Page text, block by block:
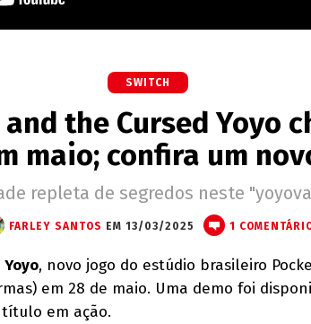
SWITCH
the Cursed Yoyo
maio; confira um
repleta de segredos neste
FARLEY SANTOS EM 13/03/2025 1
, novo jogo do estúdio brasileiro
em 28 de maio. Uma demo foi
em ação.